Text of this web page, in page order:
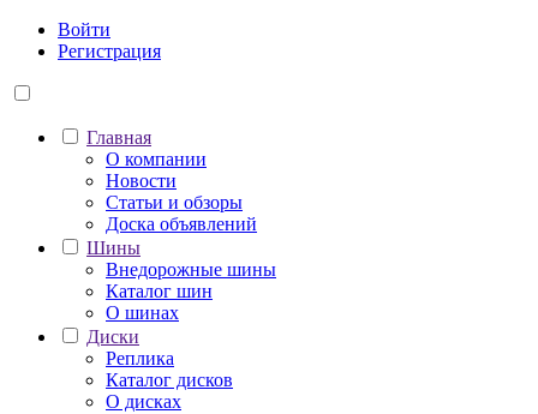
Войти
Регистрация
Главная
О компании
Новости
Статьи и обзоры
Доска объявлений
Шины
Внедорожные шины
Каталог шин
О шинах
Диски
Реплика
Каталог дисков
О дисках